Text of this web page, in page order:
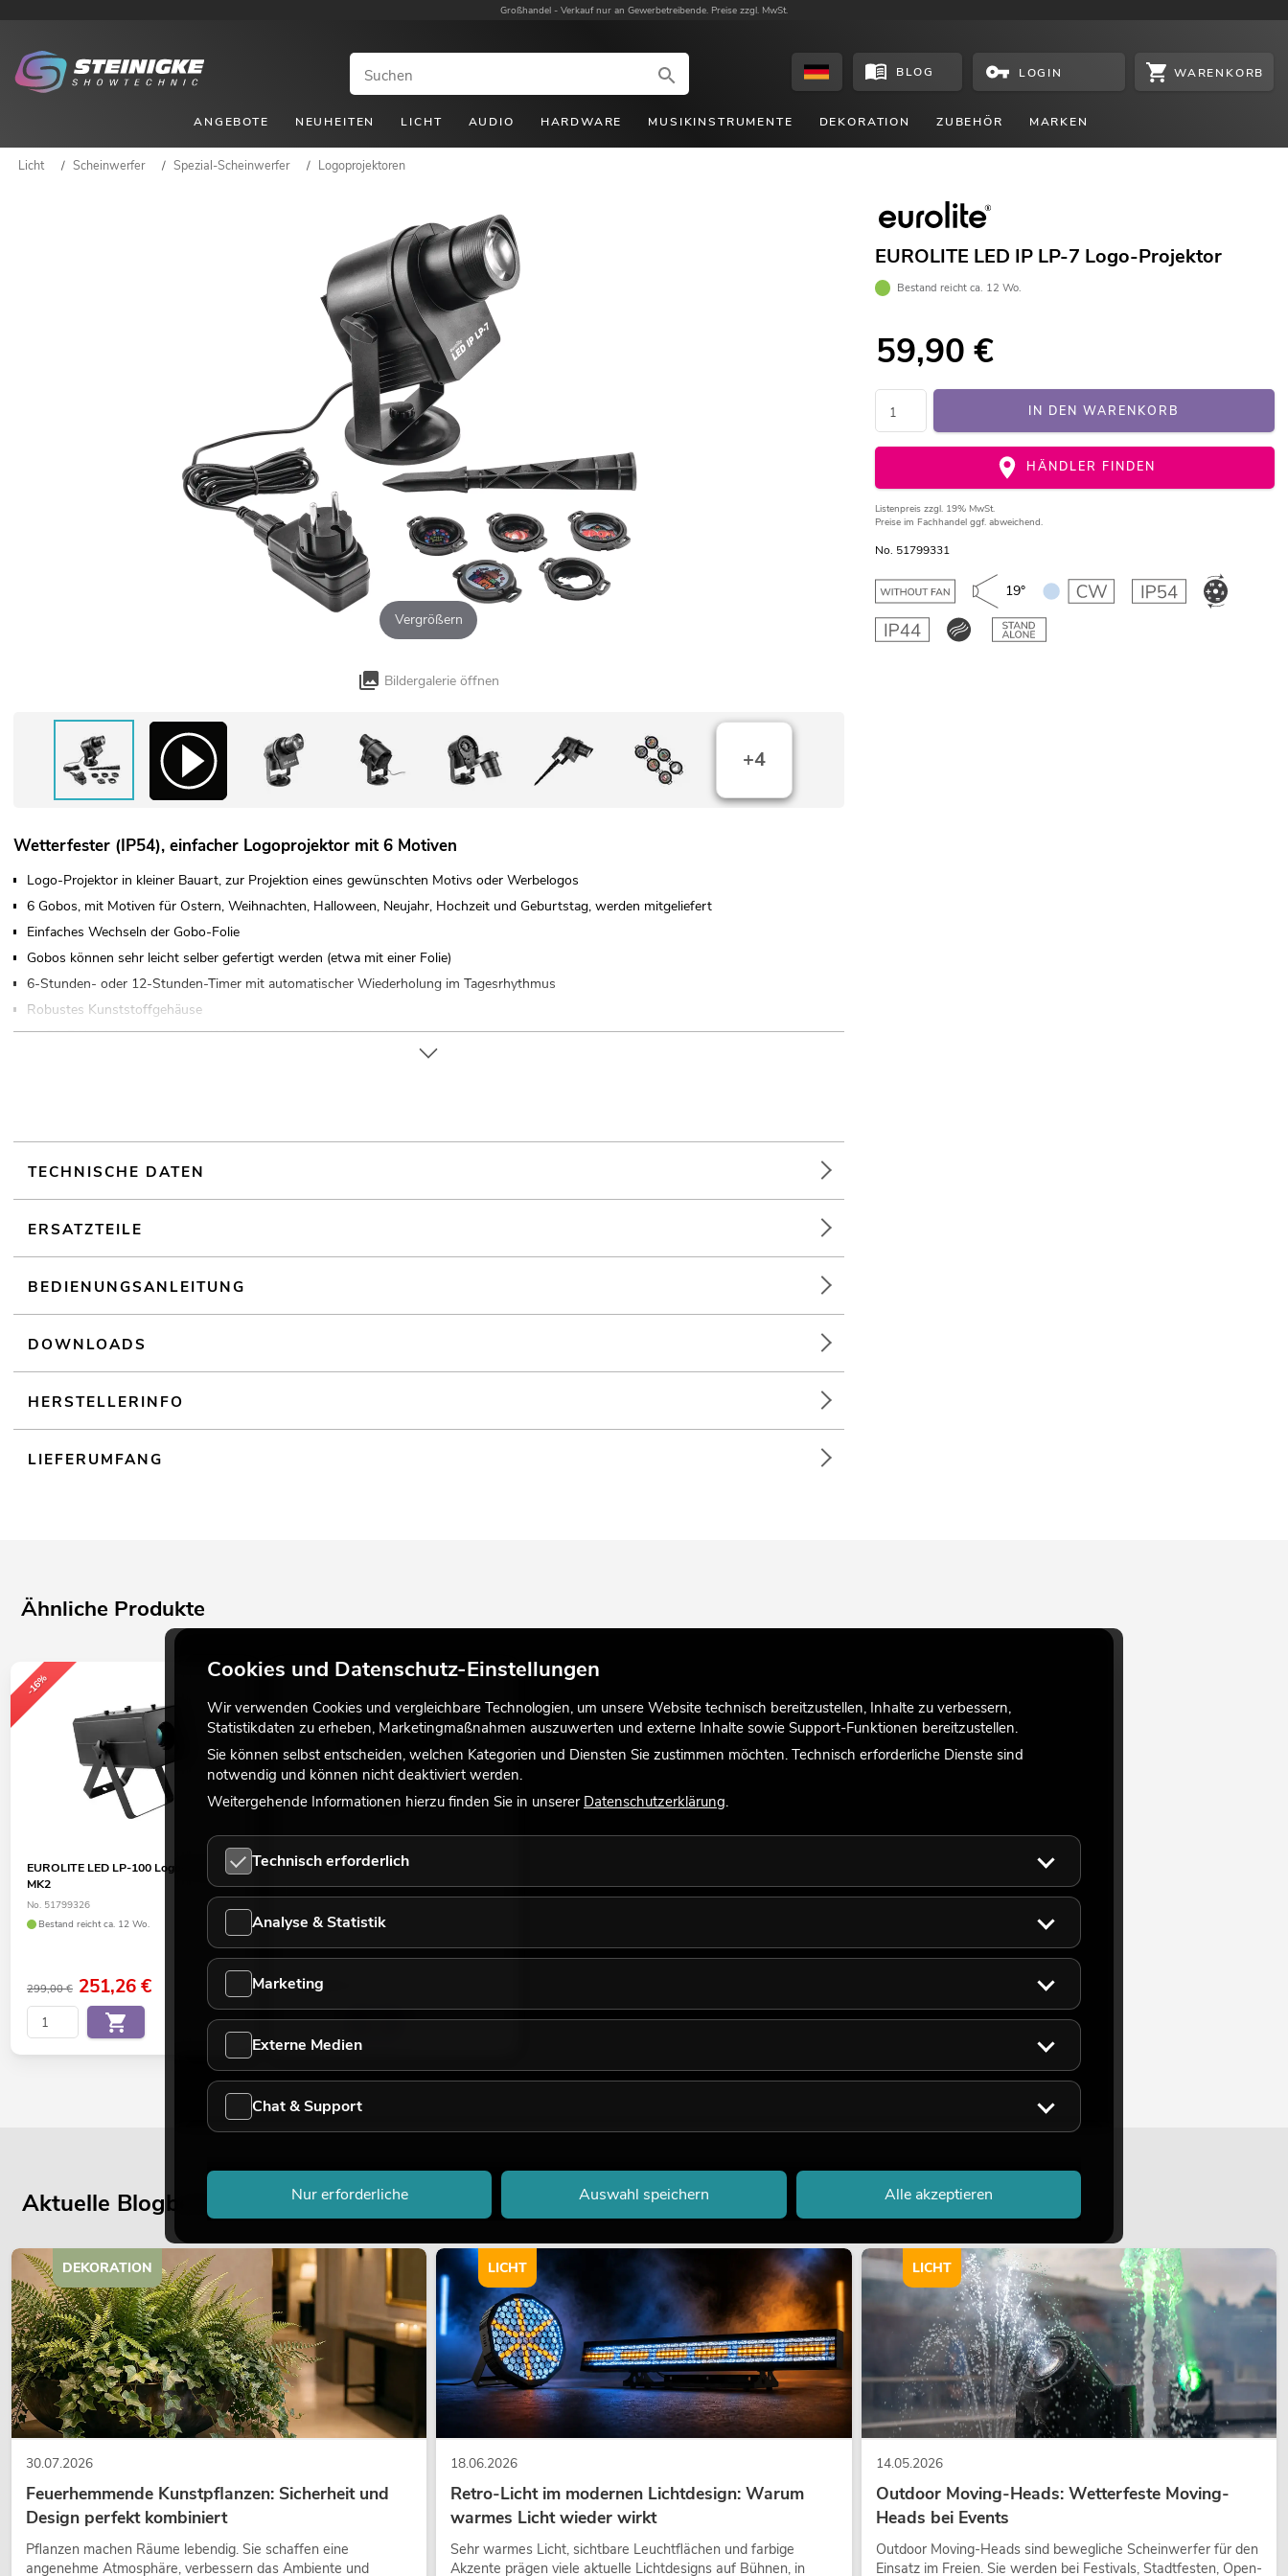
Großhandel - Verkauf nur an Gewerbetreibende. Preise zzgl. MwSt.
BLOG LOGIN WARENKORB
ANGEBOTE NEUHEITEN LICHT AUDIO HARDWARE MUSIKINSTRUMENTE DEKORATION ZUBEHÖR MARKEN
Licht / Scheinwerfer / Spezial-Scheinwerfer / Logoprojektoren
Vergrößern
Bildergalerie öffnen
+4
EUROLITE LED IP LP-7 Logo-Projektor
Bestand reicht ca. 12 Wo.
59,90 €
IN DEN WARENKORB
HÄNDLER FINDEN
Listenpreis zzgl. 19% MwSt.
Preise im Fachhandel ggf. abweichend.
No. 51799331
19°
Wetterfester (IP54), einfacher Logoprojektor mit 6 Motiven
Logo-Projektor in kleiner Bauart, zur Projektion eines gewünschten Motivs oder Werbelogos
6 Gobos, mit Motiven für Ostern, Weihnachten, Halloween, Neujahr, Hochzeit und Geburtstag, werden mitgeliefert
Einfaches Wechseln der Gobo-Folie
Gobos können sehr leicht selber gefertigt werden (etwa mit einer Folie)
6-Stunden- oder 12-Stunden-Timer mit automatischer Wiederholung im Tagesrhythmus
Robustes Kunststoffgehäuse
1 LED 7 W high-power kaltweiß (CW) (homogene Farbmischung)
Die Gerätekühlung erfolgt über passive Konvektionskühlung
Ansteuerbar über Timer; Stand-alone
Bars und Hotels
Sehr leiser Betrieb; Geräuschloser Betrieb
Einsatzmöglichkeit: Stehend; fliegend; auf Stativ
TECHNISCHE DATEN
ERSATZTEILE
BEDIENUNGSANLEITUNG
DOWNLOADS
HERSTELLERINFO
LIEFERUMFANG
Ähnliche Produkte
-16%
EUROLITE LED LP-100 Logo-Projektor
MK2
No. 51799326
Bestand reicht ca. 12 Wo.
299,00 € 251,26€
EUROLITE LED LP-30 Logo-Projektor
No. 51799329
249,00
Aktuelle Blogbeiträge
30.07.2026
Feuerhemmende Kunstpflanzen: Sicherheit und
Design perfekt kombiniert
Pflanzen machen Räume lebendig. Sie schaffen eine
angenehme Atmosphäre, verbessern das Ambiente und
DEKORATION
18.06.2026
Retro-Licht im modernen Lichtdesign: Warum
warmes Licht wieder wirkt
Sehr warmes Licht, sichtbare Leuchtflächen und farbige
Akzente prägen viele aktuelle Lichtdesigns auf Bühnen, in
LICHT
14.05.2026
Outdoor Moving-Heads: Wetterfeste Moving-
Heads bei Events
Outdoor Moving-Heads sind bewegliche Scheinwerfer für den
Einsatz im Freien. Sie werden bei Festivals, Stadtfesten, Open-
LICHT
Cookies und Datenschutz-Einstellungen
Wir verwenden Cookies und vergleichbare Technologien, um unsere Website technisch bereitzustellen, Inhalte zu verbessern,
Statistikdaten zu erheben, Marketingmaßnahmen auszuwerten und externe Inhalte sowie Support-Funktionen bereitzustellen.
Sie können selbst entscheiden, welchen Kategorien und Diensten Sie zustimmen möchten. Technisch erforderliche Dienste sind
notwendig und können nicht deaktiviert werden.
Weitergehende Informationen hierzu finden Sie in unserer Datenschutzerklärung.
Technisch erforderlich
Analyse & Statistik
Marketing
Externe Medien
Chat & Support
Nur erforderliche Auswahl speichern Alle akzeptieren